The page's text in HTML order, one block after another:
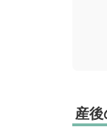
産後